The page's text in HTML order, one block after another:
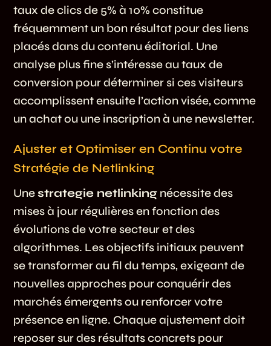
taux de clics de 5% à 10% constitue
fréquemment un bon résultat pour des liens
placés dans du contenu éditorial. Une
analyse plus fine s’intéresse au taux de
conversion pour déterminer si ces visiteurs
accomplissent ensuite l’action visée, comme
un achat ou une inscription à une newsletter.
Ajuster et Optimiser en Continu votre
Stratégie de Netlinking
Unestrategie netlinking nécessite des
mises à jour régulières en fonction des
évolutions de votre secteur et des
algorithmes. Les objectifs initiaux peuvent
se transformer au fil du temps, exigeant de
nouvelles approches pour conquérir des
marchés émergents ou renforcer votre
présence en ligne. Chaque ajustement doit
reposer sur des résultats concrets pour